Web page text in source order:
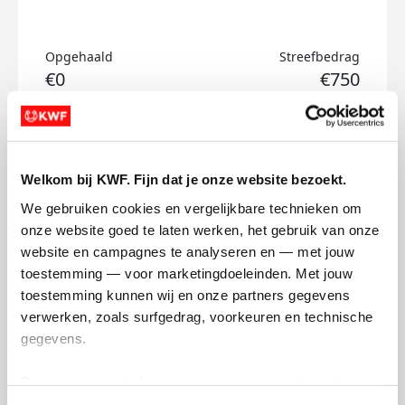
Welkom bij KWF. Fijn dat je onze website bezoekt.
We gebruiken cookies en vergelijkbare technieken om
onze website goed te laten werken, het gebruik van onze
website en campagnes te analyseren en — met jouw
toestemming — voor marketingdoeleinden. Met jouw
toestemming kunnen wij en onze partners gegevens
verwerken, zoals surfgedrag, voorkeuren en technische
gegevens.
Opgehaald
€0
Streefbedrag
€750
Doneer
Juliette's badges